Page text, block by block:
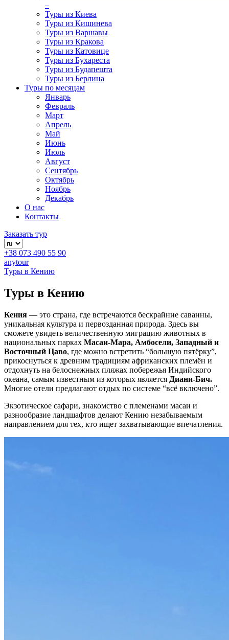
–
Туры из Киева
Туры из Кишинева
Туры из Варшавы
Туры из Кракова
Туры из Катовице
Туры из Бухареста
Туры из Будапешта
Туры из Берлина
Туры по месяцам
Январь
Февраль
Март
Апрель
Май
Июнь
Июль
Август
Сентябрь
Октябрь
Ноябрь
Декабрь
О нас
Контакты
Заказать тур
+38 073 490 55 90
anytour
Туры в Кению
Туры в Кению
Кения — это страна, где встречаются бескрайние саванны,
уникальная культура и первозданная природа. Здесь вы
сможете увидеть величественную миграцию животных в
национальных парках Масаи-Мара, Амбосели, Западный и
Восточный Цаво, где можно встретить “большую пятёрку”,
прикоснуться к древним традициям африканских племён и
отдохнуть на белоснежных пляжах побережья Индийского
океана, самым известным из которых является Диани-Бич.
Многие отели предлагают отдых по системе “всё включено”.
Экзотическое сафари, знакомство с племенами масаи и
разнообразие ландшафтов делают Кению незабываемым
направлением для тех, кто ищет захватывающие впечатления.